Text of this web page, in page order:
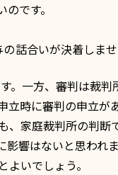
です。
話合いが決着しま
。一方、審判は裁
立時に審判の申立が
、家庭裁判所の判断
影響はないと思われ
いでしょう。